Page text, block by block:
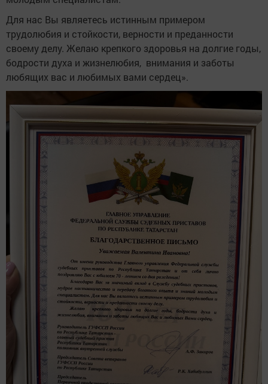
Для нас Вы являетесь истинным примером
трудолюбия и стойкости, верности и преданности
своему делу. Желаю крепкого здоровья на долгие годы,
бодрости духа и жизнелюбия, внимания и заботы
любящих вас и любимых вами сердец».